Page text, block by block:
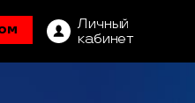
Личный
кабинет